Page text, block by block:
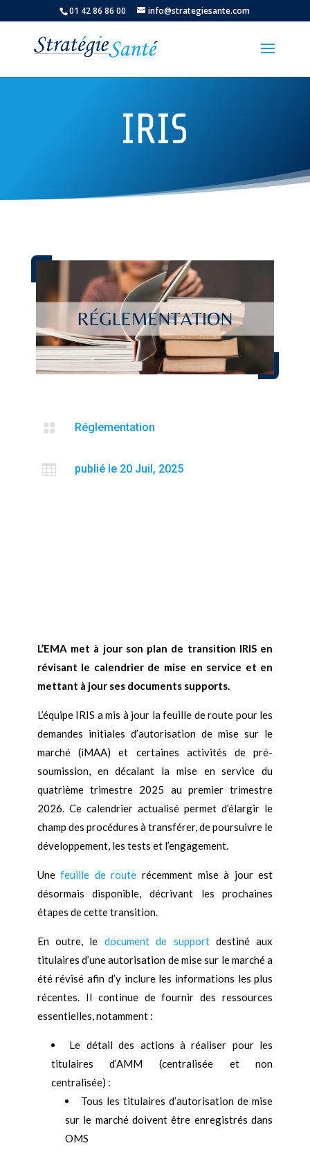
01 42 86 86 00 info@strategiesante.com
IRIS
 Réglementation
 publié le 20 Juil, 2025
L’EMA met à jour son plan de transition IRIS en
révisant le calendrier de mise en service et en
mettant à jour ses documents supports.
L’équipe IRIS a mis à jour la feuille de route pour les
demandes initiales d’autorisation de mise sur le
marché (iMAA) et certaines activités de pré-
soumission, en décalant la mise en service du
quatrième trimestre 2025 au premier trimestre
2026. Ce calendrier actualisé permet d’élargir le
champ des procédures à transférer, de poursuivre le
développement, les tests et l’engagement.
Unefeuille de route récemment mise à jour est
désormais disponible, décrivant les prochaines
étapes de cette transition.
En outre, le document de supportdestiné aux
titulaires d’une autorisation de mise sur le marché a
été révisé afin d’y inclure les informations les plus
récentes. Il continue de fournir des ressources
essentielles, notamment :
Le détail des actions à réaliser pour les
titulaires d’AMM (centralisée et non
centralisée) :
Tous les titulaires d’autorisation de mise
sur le marché doivent être enregistrés dans
OMS